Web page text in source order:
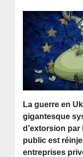
La guerre en
gigantesque
d’extorsion par
public est
entreprises